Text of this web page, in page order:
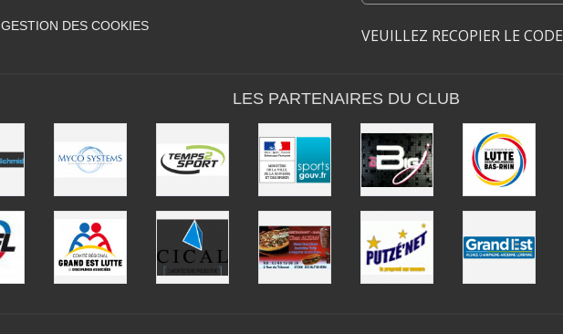
GESTION DES COOKIES VEUILLEZ RECOPIER LE CODE
LES PARTENAIRES DU CLUB